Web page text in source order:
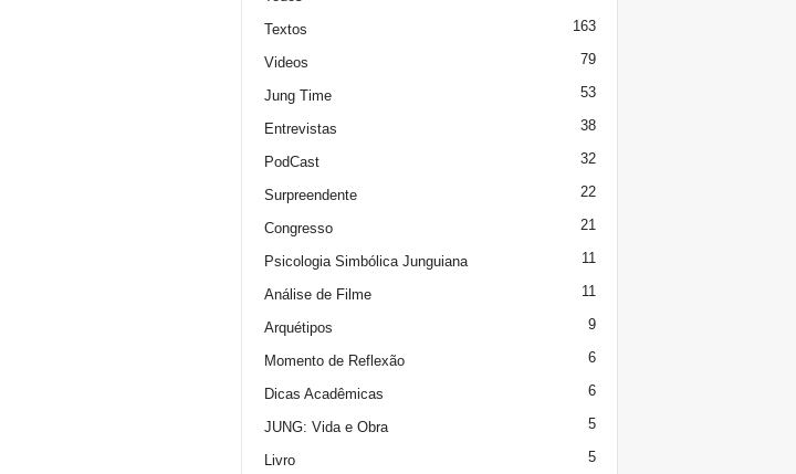
Textos 163
Videos 79
Jung Time 53
Entrevistas 38
PodCast 32
Surpreendente 22
Congresso 21
Psicologia Simbólica Junguiana 11
Análise de Filme 11
Arquétipos 9
Momento de Reflexão 6
Dicas Acadêmicas 6
JUNG: Vida e Obra 5
Livro 5